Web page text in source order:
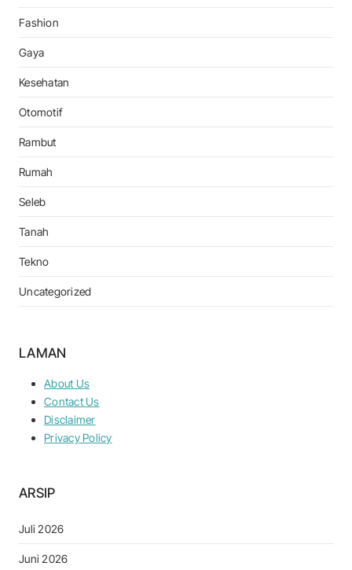
Fashion
Gaya
Kesehatan
Otomotif
Rambut
Rumah
Seleb
Tanah
Tekno
Uncategorized
LAMAN
About Us
Contact Us
Disclaimer
Privacy Policy
ARSIP
Juli 2026
Juni 2026